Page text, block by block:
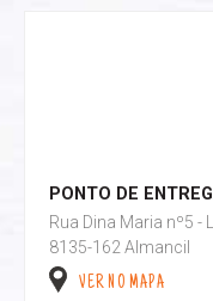
PONTO DE
Rua Dina Maria nº5 -
8135-162 Almancil
VER NO MAPA